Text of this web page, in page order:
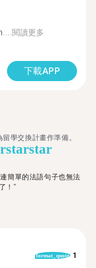
閱讀更多
下載APP
學交換計畫作準備。
starstar
簡單的法語句子也無法
！"
format_quote 1